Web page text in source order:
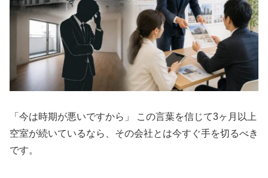
「今は時期が悪いですから」 この言葉を信じて3ヶ月以上
空室が続いているなら、その会社とは今すぐ手を切るべき
です。